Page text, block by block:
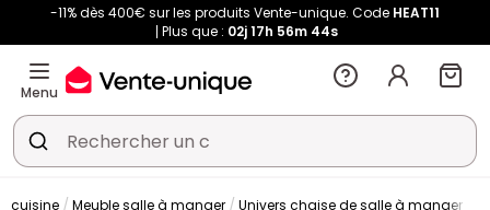
-11% dès 400€ sur les produits Vente-unique. Code HEAT11
Plus que : 02j 17h 56m 43s
Menu
cuisine Meuble salle à manger Univers chaise de salle à manger